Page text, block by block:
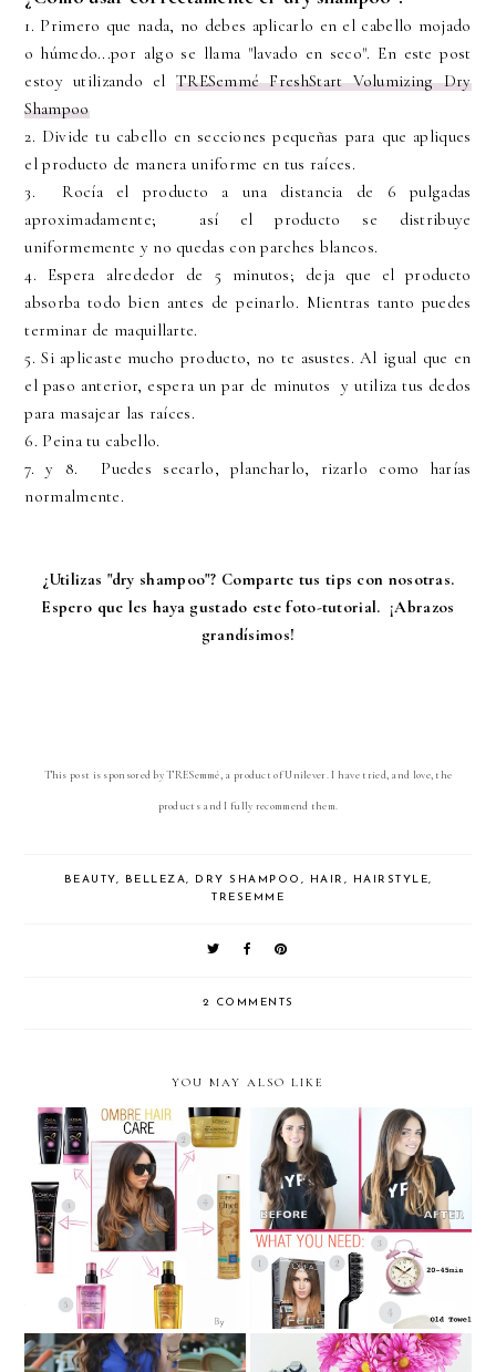
1. Primero que nada, no debes aplicarlo en el cabello mojado
o húmedo...por algo se llama "lavado en seco". En este post
estoy utilizando el TRESemmé FreshStart Volumizing Dry
Shampoo
2. Divide tu cabello en secciones pequeñas para que apliques
el producto de manera uniforme en tus raíces.
3. Rocía el producto a una distancia de 6 pulgadas
aproximadamente; así el producto se distribuye
uniformemente y no quedas con parches blancos.
4. Espera alrededor de 5 minutos; deja que el producto
absorba todo bien antes de peinarlo. Mientras tanto puedes
terminar de maquillarte.
5. Si aplicaste mucho producto, no te asustes. Al igual que en
el paso anterior, espera un par de minutos y utiliza tus dedos
para masajear las raíces.
6. Peina tu cabello.
7. y 8. Puedes secarlo, plancharlo, rizarlo como harías
normalmente.
¿Utilizas "dry shampoo"? Comparte tus tips con nosotras.
Espero que les haya gustado este foto-tutorial. ¡Abrazos
grandísimos!
This post is sponsored by TRESemmé, a product of Unilever. I have tried, and love, the
products and I fully recommend them.
BEAUTY, BELLEZA, DRY SHAMPOO , HAIR , HAIRSTYLE,
TRESEMME
2 COMMENTS
YOU MAY ALSO LIKE
BEAUTY SUNDAY:
Ombré Hair Care...
BEAUTY SUNDAY:
Ombré hair- the VIDEO
tutorial...